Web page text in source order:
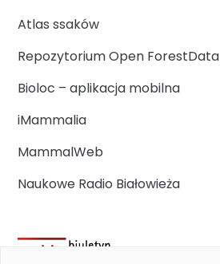
Atlas ssaków
Repozytorium Open ForestData
Bioloc – aplikacja mobilna
iMammalia
MammalWeb
Naukowe Radio Białowieża